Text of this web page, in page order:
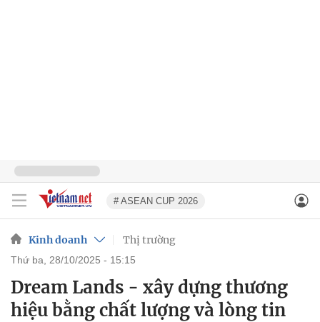
# ASEAN CUP 2026
Kinh doanh Thị trường
thứ ba, 28/10/2025 - 15:15
Dream Lands - xây dựng thương
hiệu bằng chất lượng và lòng tin